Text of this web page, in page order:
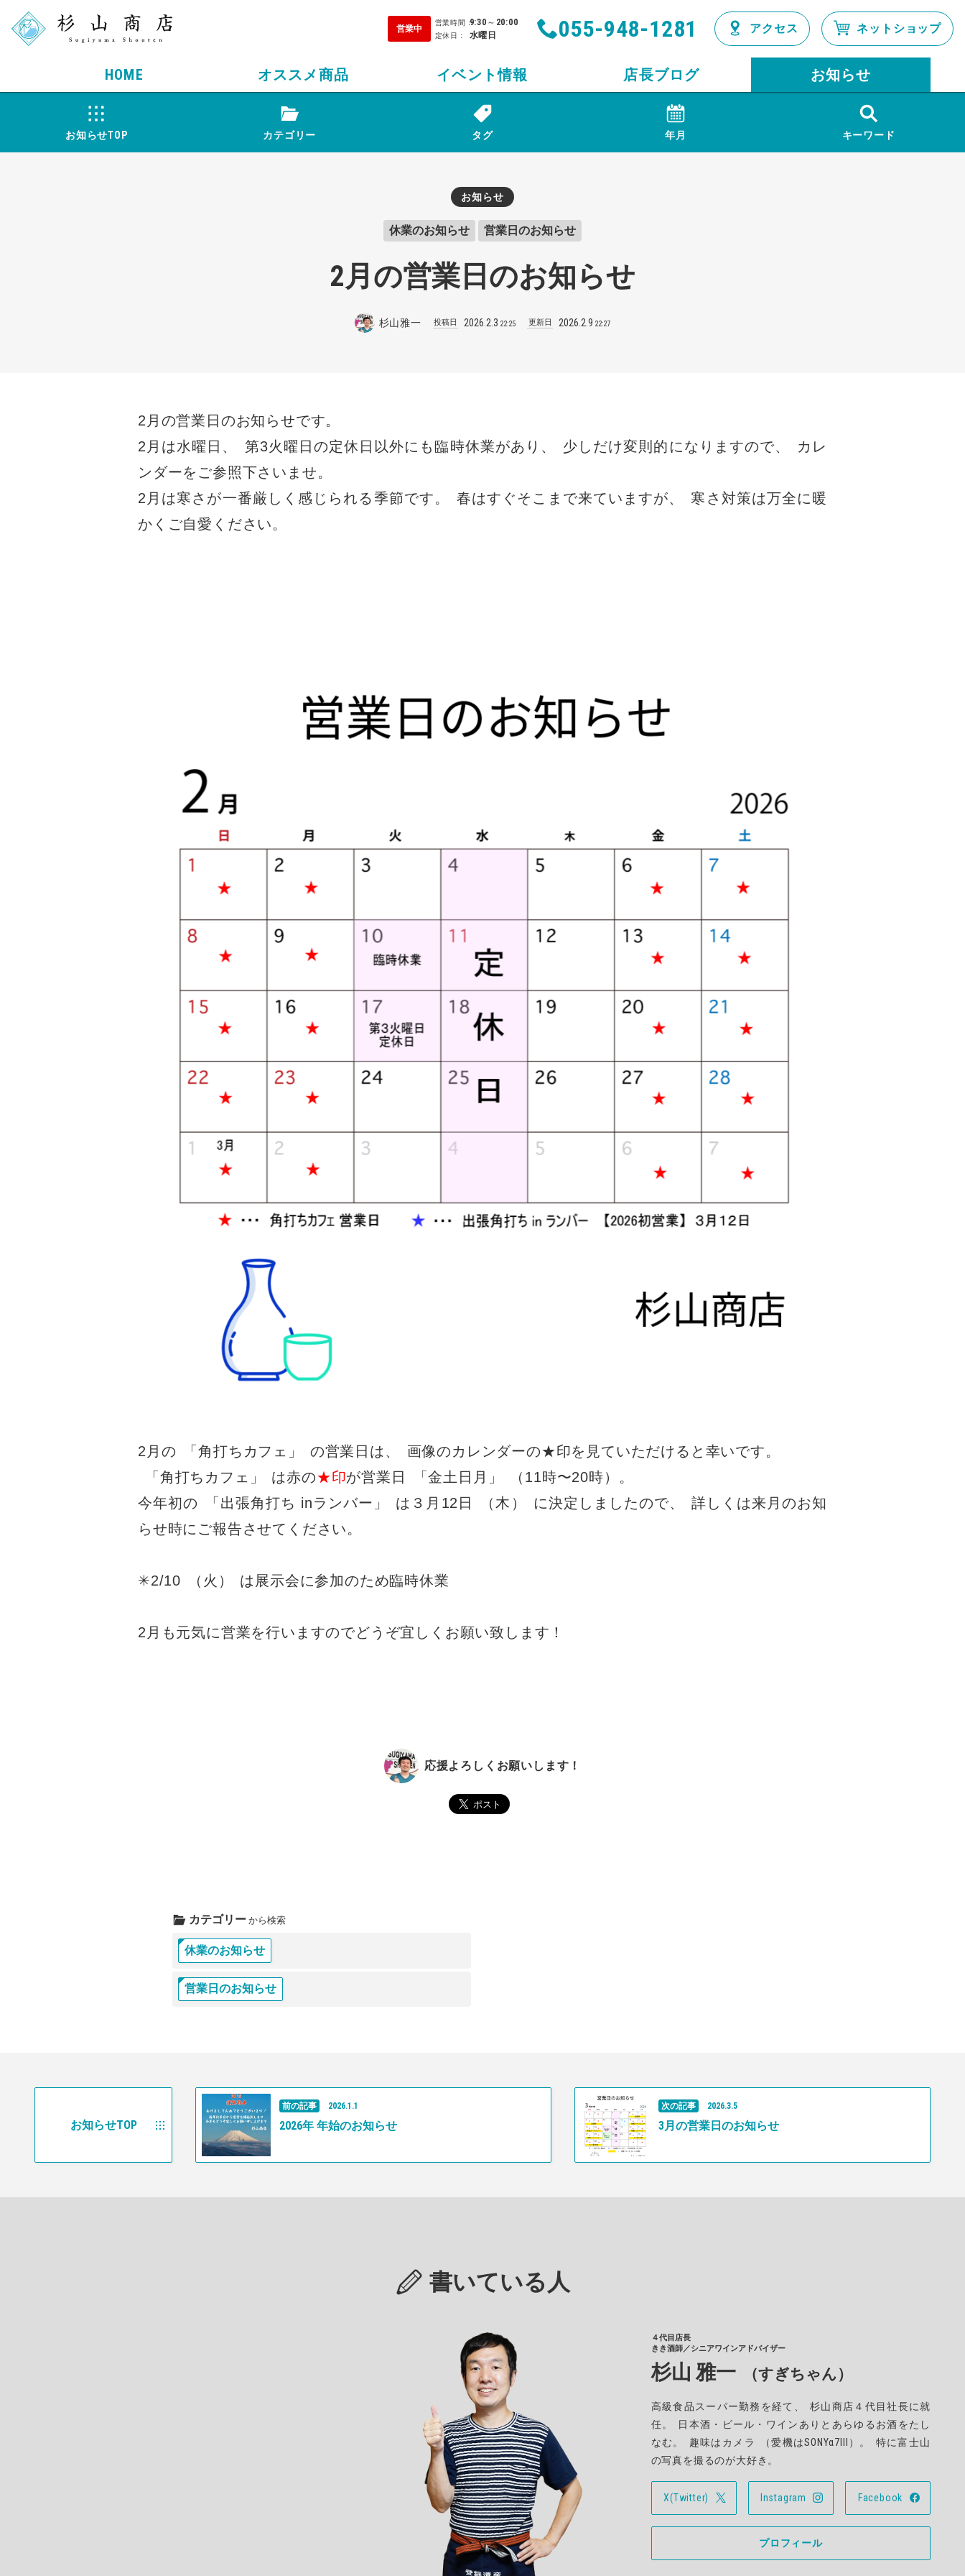
営業中
営業時間：9:30 ～ 20:00
定休日： 水曜日 055-948-1281 アクセス ネットショップ
HOME オススメ商品 イベント情報 店長ブログ お知らせ
お知らせTOP カテゴリー タグ 年月 キーワード
お知らせ
休業のお知らせ 営業日のお知らせ
2月の営業日のお知らせ
杉山雅一 投稿日 2026 2 .3 22:25 更新日 2026 2 9 22:27
2月の営業日のお知らせです。
2月は水曜日 、 第3火曜日の定休日以外にも臨時休業があり 、 少しだけ変則的になりますので、
カレ
ンダーをご参照下さいませ。
2月は寒さが一番厳しく感じられる季節です。 春はすぐそこまで来ていますが、
寒さ対策は万全に暖
かくご自愛ください。
2月の 「角打ちカフェ 」 の営業日は 、 画像のカレンダーの★印を見ていただけると幸いです。
「 角打ちカフェ 」 は赤の★印が営業日 「金土日月 」 （11時〜20時）。
今年初の
「 出張角打ち inランバー 」 は３月12日 （ 木 ） に決定しましたので、
詳しくは来月のお知
らせ時にご報告させてください。
✳︎2/10 （ 火 ） は展示会に参加のため臨時休業
2月も元気に営業を行いますのでどうぞ宜しくお願い致します！
応援よろしくお願いします！
カテゴリー から検索
休業のお知らせ
営業日のお知らせ
前の記事 2026.1 .1
2026年 年始のお知らせ
次の記事 2026.3.5
3月の営業日のお知らせ
お知らせTOP
書いている人
４代目店長
きき酒師／シニアワインアドバイザー
杉山 雅一 （すぎちゃん）
高級食品スーパー勤務を経て
杉山商店４代目社長に就
任。
日本酒・ビール・ワインありとあらゆるお酒をたし
なむ 。 趣味はカメラ （愛機はSONYα7III ）。
特に富士山
の写真を撮るのが大好き 。
X(Twitter) Instagram Facebook
プロフィール